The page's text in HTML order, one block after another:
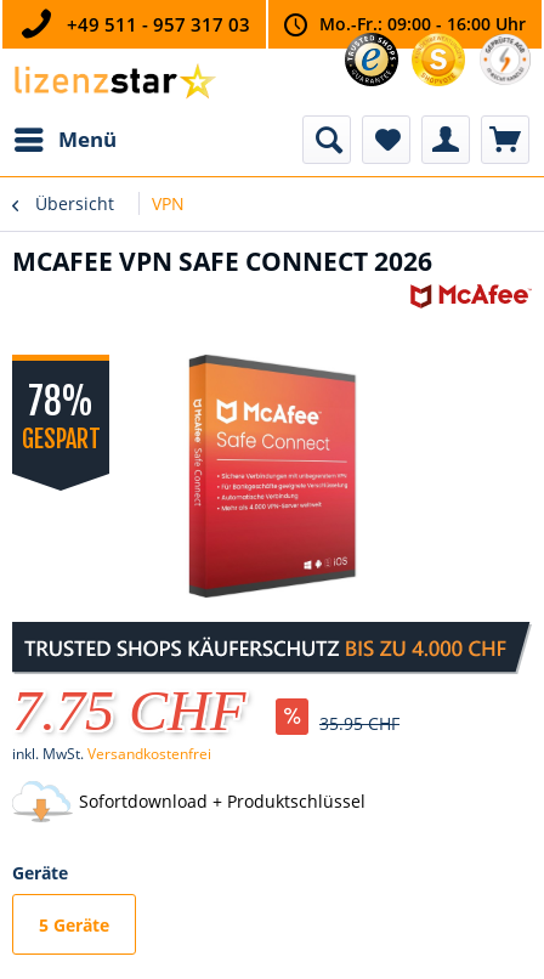
+49 511 - 957 317 03 Mo.-Fr.: 09:00 - 16:00 Uhr
Menü
Übersicht VPN
MCAFEE VPN SAFE CONNECT 2026
78%
GESPART
7.75 CHF 35.95 CHF
inkl. MwSt.Versandkostenfrei
Sofortdownload + Produktschlüssel
Geräte
5 Geräte